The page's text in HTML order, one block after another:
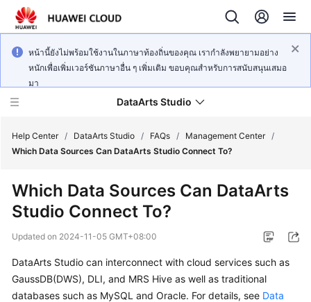
หน้านี้ยังไม่พร้อมใช้งานในภาษาท้องถิ่นของคุณ เรากำลังพยายามอย่าง
หนักเพื่อเพิ่มเวอร์ชันภาษาอื่น ๆ เพิ่มเติม ขอบคุณสำหรับการสนับสนุนเสมอ
มา
DataArts Studio
New
Overview
Data
Governance
Help Center / DataArts Studio / FAQs / Management Center /
Which Data Sources Can DataArts Studio Connect To?
Which Data Sources Can DataArts
Studio Connect To?
Updated on 2024-11-05 GMT+08:00
DataArts Studio can interconnect with cloud services such as
GaussDB(DWS), DLI, and MRS Hive as well as traditional
databases such as MySQL and Oracle. For details, see Data